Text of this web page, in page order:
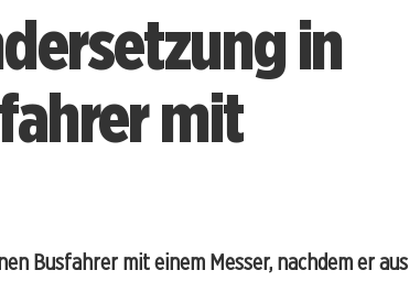
in
mit
Busfahrer mit einem Messer, nachdem er aus